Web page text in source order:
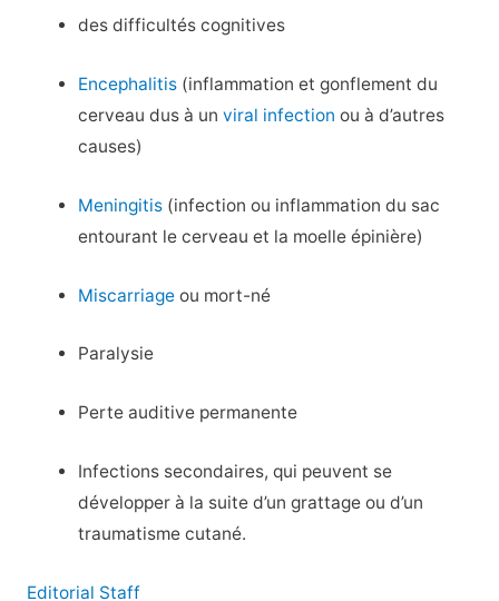
des difficultés cognitives
Encephalitis (inflammation et gonflement du
cerveau dus à unviral infection ou à d’autres
causes)
Meningitis (infection ou inflammation du sac
entourant le cerveau et la moelle épinière)
Miscarriage ou mort-né
Paralysie
Perte auditive permanente
Infections secondaires, qui peuvent se
développer à la suite d’un grattage ou d’un
traumatisme cutané.
Editorial Staff